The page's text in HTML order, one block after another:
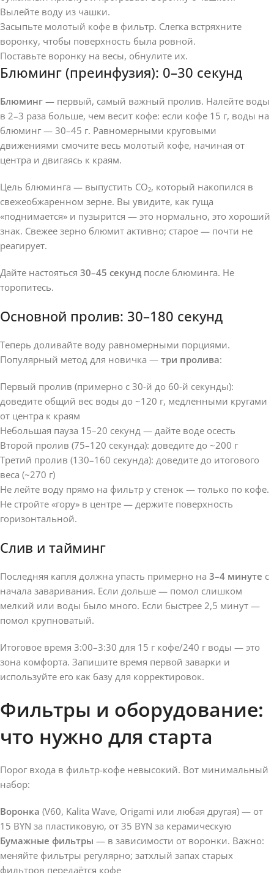
Вылейте воду из чашки.
Засыпьте молотый кофе в фильтр. Слегка встряхните
воронку, чтобы поверхность была ровной.
Поставьте воронку на весы, обнулите их.
Блюминг (преинфузия): 0–30 секунд
Блюминг — первый, самый важный пролив. Налейте воды
в 2–3 раза больше, чем весит кофе: если кофе 15 г, воды на
блюминг — 30–45 г. Равномерными круговыми
движениями смочите весь молотый кофе, начиная от
центра и двигаясь к краям.
Цель блюминга — выпустить CO₂, который накопился в
свежеобжаренном зерне. Вы увидите, как гуща
«поднимается» и пузырится — это нормально, это хороший
знак. Свежее зерно блюмит активно; старое — почти не
реагирует.
Дайте настояться 30–45 секунд после блюминга. Не
торопитесь.
Основной пролив: 30–180 секунд
Теперь доливайте воду равномерными порциями.
Популярный метод для новичка — три пролива:
Первый пролив (примерно с 30-й до 60-й секунды):
доведите общий вес воды до ~120 г, медленными кругами
от центра к краям
Небольшая пауза 15–20 секунд — дайте воде осесть
Второй пролив (75–120 секунда): доведите до ~200 г
Третий пролив (130–160 секунда): доведите до итогового
веса (~270 г)
Не лейте воду прямо на фильтр у стенок — только по кофе.
Не стройте «гору» в центре — держите поверхность
горизонтальной.
Слив и тайминг
Последняя капля должна упасть примерно на 3–4 минуте с
начала заваривания. Если дольше — помол слишком
мелкий или воды было много. Если быстрее 2,5 минут —
помол крупноватый.
Итоговое время 3:00–3:30 для 15 г кофе/240 г воды — это
зона комфорта. Запишите время первой заварки и
используйте его как базу для корректировок.
Фильтры и оборудование:
что нужно для старта
Порог входа в фильтр-кофе невысокий. Вот минимальный
набор:
Воронка (V60, Kalita Wave, Origami или любая другая) — от
15 BYN за пластиковую, от 35 BYN за керамическую
Бумажные фильтры — в зависимости от воронки. Важно:
меняйте фильтры регулярно; затхлый запах старых
фильтров передаётся кофе